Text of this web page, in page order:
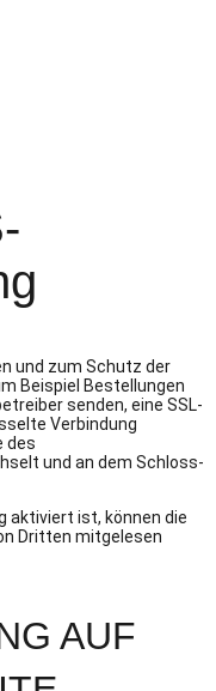
und zum Schutz der
Beispiel Bestellungen
senden, eine SSL-
Verbindung
des
und an dem Schloss-
aktiviert ist, können die
Dritten mitgelesen
AUF